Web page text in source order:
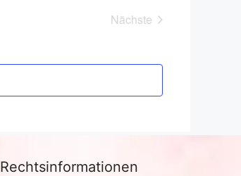
Nächste
Rechtsinformationen